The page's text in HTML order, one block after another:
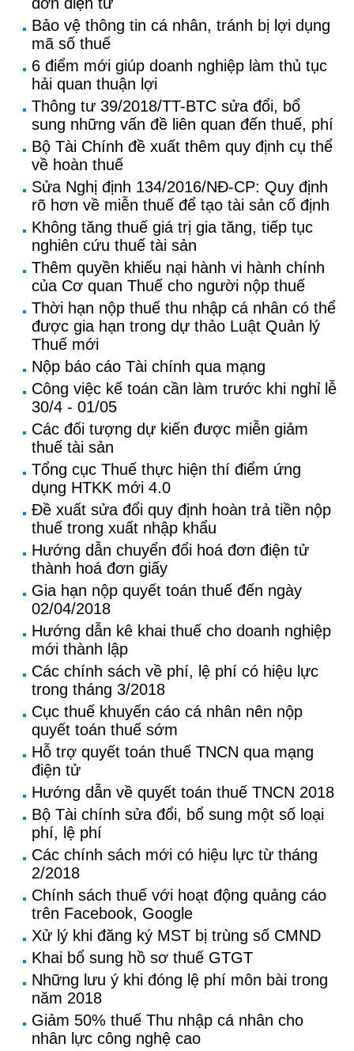
Bảo vệ thông tin cá nhân, tránh bị lợi dụng
mã số thuế
6 điểm mới giúp doanh nghiệp làm thủ tục
hải quan thuận lợi
Thông tư 39/2018/TT-BTC sửa đổi, bổ
sung những vấn đề liên quan đến thuế, phí
Bộ Tài Chính đề xuất thêm quy định cụ thể
về hoàn thuế
Sửa Nghị định 134/2016/NĐ-CP: Quy định
rõ hơn về miễn thuế để tạo tài sản cố định
Không tăng thuế giá trị gia tăng, tiếp tục
nghiên cứu thuế tài sản
Thêm quyền khiếu nại hành vi hành chính
của Cơ quan Thuế cho người nộp thuế
Thời hạn nộp thuế thu nhập cá nhân có thể
được gia hạn trong dự thảo Luật Quản lý
Thuế mới
Nộp báo cáo Tài chính qua mạng
Công việc kế toán cần làm trước khi nghỉ lễ
30/4 - 01/05
Các đối tượng dự kiến được miễn giảm
thuế tài sản
Tổng cục Thuế thực hiện thí điểm ứng
dụng HTKK mới 4.0
Đề xuất sửa đổi quy định hoàn trả tiền nộp
thuế trong xuất nhập khẩu
Hướng dẫn chuyển đổi hoá đơn điện tử
thành hoá đơn giấy
Gia hạn nộp quyết toán thuế đến ngày
02/04/2018
Hướng dẫn kê khai thuế cho doanh nghiệp
mới thành lập
Các chính sách về phí, lệ phí có hiệu lực
trong tháng 3/2018
Cục thuế khuyến cáo cá nhân nên nộp
quyết toán thuế sớm
Hỗ trợ quyết toán thuế TNCN qua mạng
điện tử
Hướng dẫn về quyết toán thuế TNCN 2018
Bộ Tài chính sửa đổi, bổ sung một số loại
phí, lệ phí
Các chính sách mới có hiệu lực từ tháng
2/2018
Chính sách thuế với hoạt động quảng cáo
trên Facebook, Google
Xử lý khi đăng ký MST bị trùng số CMND
Khai bổ sung hồ sơ thuế GTGT
Những lưu ý khi đóng lệ phí môn bài trong
năm 2018
Giảm 50% thuế Thu nhập cá nhân cho
nhân lực công nghệ cao